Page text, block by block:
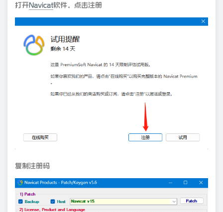
打开Navicat软件，点击注册
复制注册码